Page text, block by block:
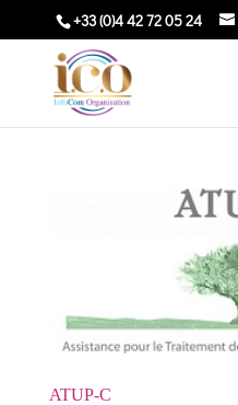
+33 (0)4 42 72 05 24
ATUP-C